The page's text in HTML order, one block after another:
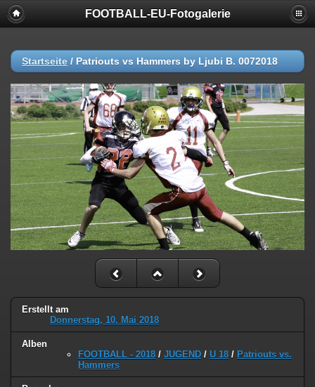
FOOTBALL-EU-Fotogalerie
Startseite / Patriouts vs Hammers by Ljubi B. 0072018
Erstellt am
Donnerstag, 10. Mai 2018
Alben
FOOTBALL - 2018 / JUGEND / U 18 / Patriouts vs.
Hammers